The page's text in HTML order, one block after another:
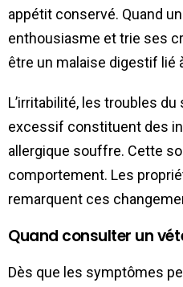
appétit conservé. Quand un
enthousiasme et trie ses
être un malaise digestif lié
L’irritabilité, les troubles
excessif constituent des
allergique souffre. Cette
comportement. Les
remarquent ces
Quand consulter un
Dès que les symptômes